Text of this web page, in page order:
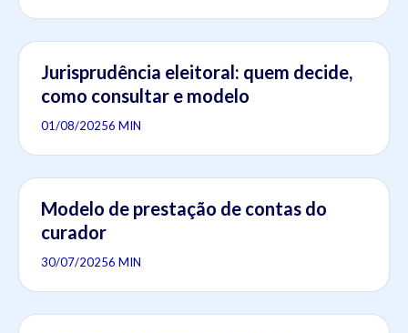
Jurisprudência eleitoral: quem decide,
como consultar e modelo
01/08/20256 MIN
Modelo de prestação de contas do
curador
30/07/20256 MIN